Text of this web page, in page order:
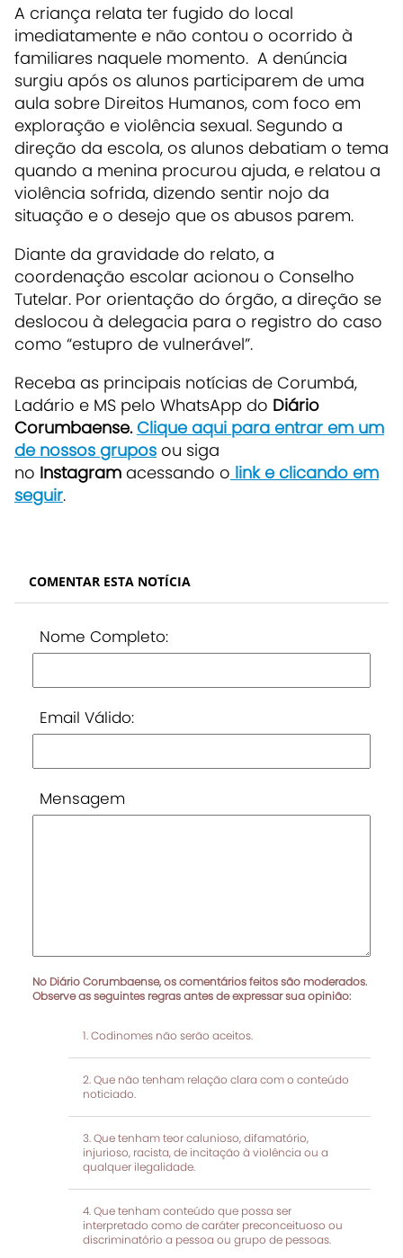
A criança relata ter fugido do local
imediatamente e não contou o ocorrido à
familiares naquele momento. A denúncia
surgiu após os alunos participarem de uma
aula sobre Direitos Humanos, com foco em
exploração e violência sexual. Segundo a
direção da escola, os alunos debatiam o tema
quando a menina procurou ajuda, e relatou a
violência sofrida, dizendo sentir nojo da
situação e o desejo que os abusos parem.
Diante da gravidade do relato, a
coordenação escolar acionou o Conselho
Tutelar. Por orientação do órgão, a direção se
deslocou à delegacia para o registro do caso
como “estupro de vulnerável”.
Receba as principais notícias de Corumbá,
Ladário e MS pelo WhatsApp do Diário
Corumbaense.Clique aqui para entrar em um
de nossos grupos ou siga
no Instagram acessando o link e clicando em
seguir.
COMENTAR ESTA NOTÍCIA
Nome Completo:
Email Válido:
Mensagem
No Diário Corumbaense, os comentários feitos são moderados.
Observe as seguintes regras antes de expressar sua opinião:
Codinomes não serão aceitos.
Que não tenham relação clara com o conteúdo
noticiado.
Que tenham teor calunioso, difamatório,
injurioso, racista, de incitação à violência ou a
qualquer ilegalidade.
Que tenham conteúdo que possa ser
interpretado como de caráter preconceituoso ou
discriminatório a pessoa ou grupo de pessoas.